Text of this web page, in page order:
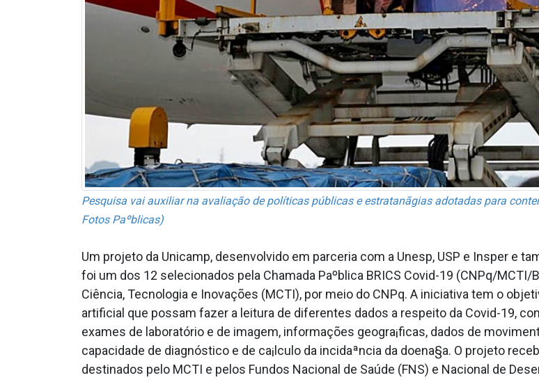
Pesquisa vai auxiliar na avaliação de políticas públicas e estratanãgias adotadas para
Fotos Paºblicas)
Um projeto da Unicamp, desenvolvido em parceria com a Unesp, USP e Insper e
foi um dos 12 selecionados pela Chamada Paºblica BRICS Covid-19 (CNPq/
Ciência, Tecnologia e Inovações (MCTI), por meio do CNPq. A iniciativa tem o
artificial que possam fazer a leitura de diferentes dados a respeito da Covid-19,
exames de laboratório e de imagem, informações geogra¡ficas, dados de
capacidade de diagnóstico e de ca¡lculo da incidaªncia da doena§a. O projeto
destinados pelo MCTI e pelos Fundos Nacional de Saúde (FNS) e Nacional de